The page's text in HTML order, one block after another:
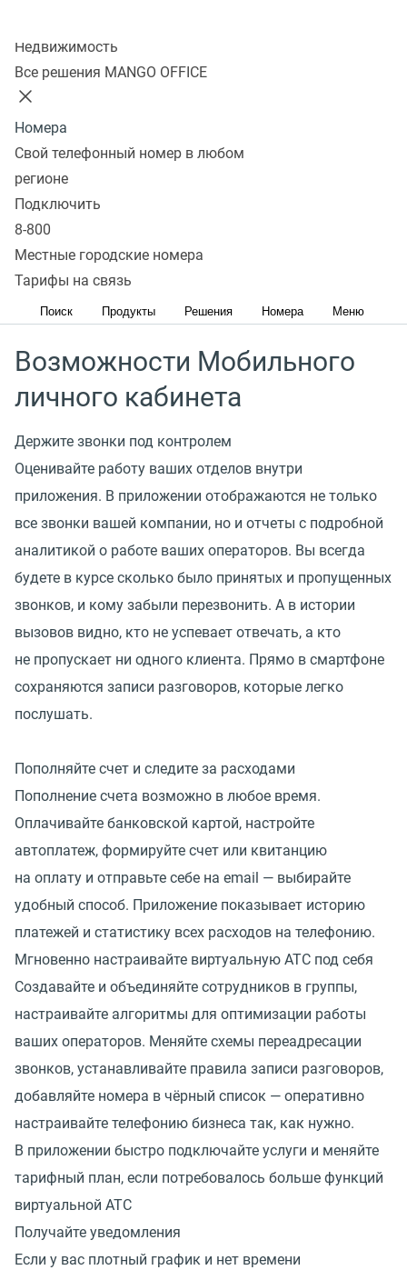
Недвижимость
Все решения MANGO OFFICE
Номера
Свой телефонный номер в любом
регионе
Подключить
8-800
Местные городские номера
Тарифы на связь
Поиск Продукты Решения Номера Меню
пользовательского соглашения
предоставляет возможность контролировать работу
операторов и управлять своими услугами, счетом
и аккаунтом в любое время и в любом месте. Это
значит, что вы не потеряете клиентов и обеспечите
стабильную работу компании.
Возможности Мобильного
личного кабинета
Держите звонки под контролем
Оценивайте работу ваших отделов внутри
приложения. В приложении отображаются не только
все звонки вашей компании, но и отчеты с подробной
аналитикой о работе ваших операторов. Вы всегда
будете в курсе сколько было принятых и пропущенных
звонков, и кому забыли перезвонить. А в истории
вызовов видно, кто не успевает отвечать, а кто
не пропускает ни одного клиента. Прямо в смартфоне
сохраняются записи разговоров, которые легко
послушать.
Пополняйте счет и следите за расходами
Пополнение счета возможно в любое время.
Оплачивайте банковской картой, настройте
автоплатеж, формируйте счет или квитанцию
на оплату и отправьте себе на email — выбирайте
удобный способ. Приложение показывает историю
платежей и статистику всех расходов на телефонию.
Мгновенно настраивайте виртуальную АТС под себя
Создавайте и объединяйте сотрудников в группы,
настраивайте алгоритмы для оптимизации работы
ваших операторов. Меняйте схемы переадресации
звонков, устанавливайте правила записи разговоров,
добавляйте номера в чёрный список — оперативно
настраивайте телефонию бизнеса так, как нужно.
В приложении быстро подключайте услуги и меняйте
тарифный план, если потребовалось больше функций
виртуальной АТС
Получайте уведомления
Если у вас плотный график и нет времени